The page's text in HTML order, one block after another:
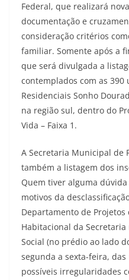
Federal, que realizará
documentação e
consideração critérios
familiar. Somente após a
que será divulgada a
contemplados com as
Residenciais Sonho
na região sul, dentro do
Vida – Faixa 1.
A Secretaria Municipal de
também a listagem dos
Quem tiver alguma
motivos da
Departamento de Projetos
Habitacional da
Social (no prédio ao lado
segunda a sexta-feira,
possíveis irregularidades